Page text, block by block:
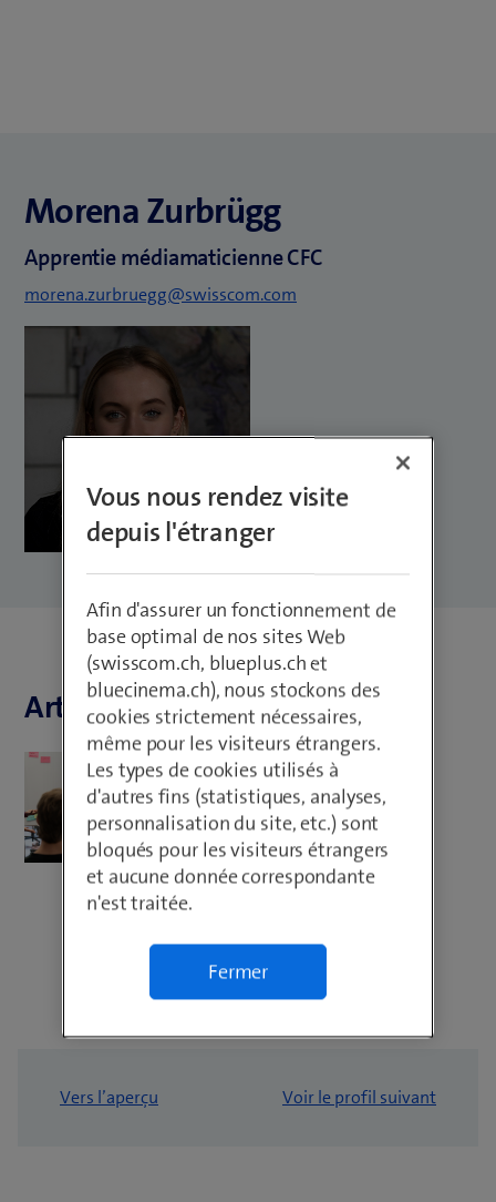
Morena Zurbrügg
Apprentie médiamaticienne CFC
morena.zurbruegg@swisscom.com
Articles de Morena Zurbrügg
Training model
Un métier aussi innovant et
tourné vers l'avenir que toi -
développeur*euse digital
business CFC
Vers l’aperçu Voir le profil suivant
Vous nous rendez visite
depuis l'étranger
Afin d'assurer un fonctionnement de
base optimal de nos sites Web
(swisscom.ch, blueplus.ch et
bluecinema.ch), nous stockons des
cookies strictement nécessaires,
même pour les visiteurs étrangers.
Les types de cookies utilisés à
d'autres fins (statistiques, analyses,
personnalisation du site, etc.) sont
bloqués pour les visiteurs étrangers
et aucune donnée correspondante
n'est traitée.
Fermer